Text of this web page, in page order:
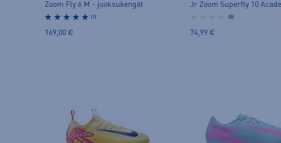
Zoom Fly 6 M - juoksukengät
(1)
169,00 €
(0)
74,99 €